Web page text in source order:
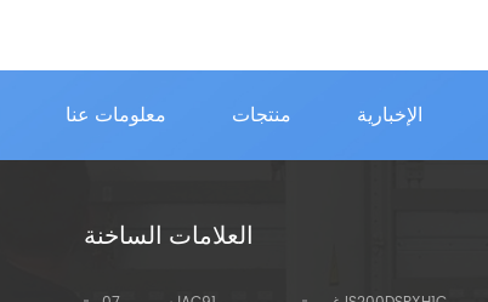
معلومات عنا منتجات الإخبارية
العلامات الساخنة